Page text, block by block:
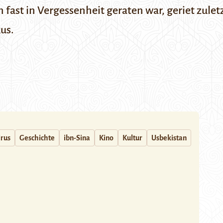
fast in Vergessenheit geraten war, geriet
Geschichte ibn-Sina Kino Kultur Usbekistan